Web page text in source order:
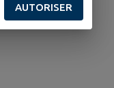
AUTORISER